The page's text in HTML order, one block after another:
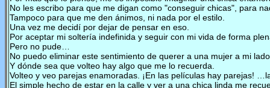
No les escribo para que me digan como "conseguir chicas", para
Tampoco para que me den ánimos, ni nada por el estilo.
Una vez me decidí por dejar de pensar en eso.
Por aceptar mi soltería indefinida y seguir con mi vida de forma
Pero no pude…
No puedo eliminar este sentimiento de querer a una mujer a mi
Y dónde sea que volteo hay algo que me lo recuerda.
Volteo y veo parejas enamoradas. ¡En las películas hay parejas!
El simple hecho de estar en la calle y ver a una chica linda me